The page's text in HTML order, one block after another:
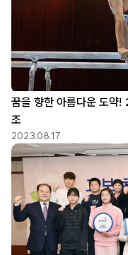
꿈을 향한 아름다운 도약!
조
2023.08.17